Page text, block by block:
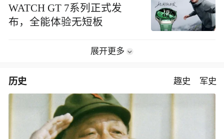
WATCH GT 7系列正式发
布，全能体验无短板
展开更多
历史 趣史 军史